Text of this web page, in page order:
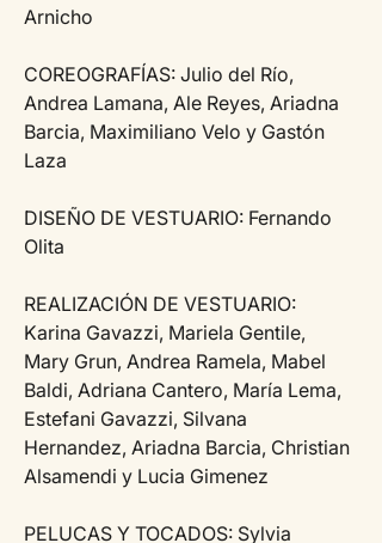
Arnicho
COREOGRAFÍAS: Julio del Río,
Andrea Lamana, Ale Reyes, Ariadna
Barcia, Maximiliano Velo y Gastón
Laza
DISEÑO DE VESTUARIO: Fernando
Olita
REALIZACIÓN DE VESTUARIO:
Karina Gavazzi, Mariela Gentile,
Mary Grun, Andrea Ramela, Mabel
Baldi, Adriana Cantero, María Lema,
Estefani Gavazzi, Silvana
Hernandez, Ariadna Barcia, Christian
Alsamendi y Lucia Gimenez
PELUCAS Y TOCADOS: Sylvia